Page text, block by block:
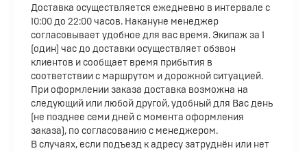
Доставка осуществляется ежедневно в интервале с
10:00 до 22:00 часов. Накануне менеджер
согласовывает удобное для вас время. Экипаж за 1
(один) час до доставки осуществляет обзвон
клиентов и сообщает время прибытия в
соответствии с маршрутом и дорожной ситуацией.
При оформлении заказа доставка возможна на
следующий или любой другой, удобный для Вас день
(не позднее семи дней с момента оформления
заказа), по согласованию с менеджером.
В случаях, если подъезд к адресу затруднён или нет